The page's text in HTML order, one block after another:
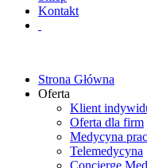
Kontakt
Strona Główna
Oferta
Klient
Oferta dla firm
Medycyna
Telemedycyna
Concierge